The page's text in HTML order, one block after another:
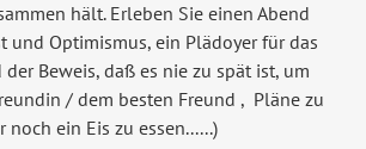
hält. Erleben Sie einen Abend
und Optimismus, ein Plädoyer für das
Beweis, daß es nie zu spät ist, um
/ dem besten Freund , Pläne zu
noch ein Eis zu essen......)